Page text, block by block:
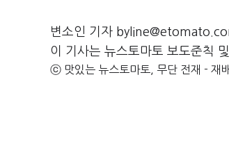
변소인 기자
이 기사는 뉴스토마토 보도준칙
ⓒ 맛있는 뉴스토마토, 무단 전재 - 재